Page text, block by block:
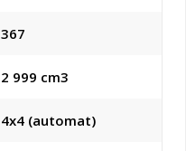
367
2 999 cm3
4x4 (automat)